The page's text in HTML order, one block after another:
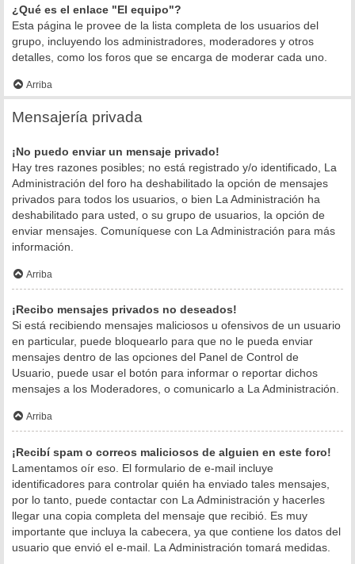
¿Qué es el enlace "El equipo"?
Esta página le provee de la lista completa de los usuarios del
grupo, incluyendo los administradores, moderadores y otros
detalles, como los foros que se encarga de moderar cada uno.
Arriba
Mensajería privada
¡No puedo enviar un mensaje privado!
Hay tres razones posibles; no está registrado y/o identificado, La
Administración del foro ha deshabilitado la opción de mensajes
privados para todos los usuarios, o bien La Administración ha
deshabilitado para usted, o su grupo de usuarios, la opción de
enviar mensajes. Comuníquese con La Administración para más
información.
Arriba
¡Recibo mensajes privados no deseados!
Si está recibiendo mensajes maliciosos u ofensivos de un usuario
en particular, puede bloquearlo para que no le pueda enviar
mensajes dentro de las opciones del Panel de Control de
Usuario, puede usar el botón para informar o reportar dichos
mensajes a los Moderadores, o comunicarlo a La Administración.
Arriba
¡Recibí spam o correos maliciosos de alguien en este foro!
Lamentamos oír eso. El formulario de e-mail incluye
identificadores para controlar quién ha enviado tales mensajes,
por lo tanto, puede contactar con La Administración y hacerles
llegar una copia completa del mensaje que recibió. Es muy
importante que incluya la cabecera, ya que contiene los datos del
usuario que envió el e-mail. La Administración tomará medidas.